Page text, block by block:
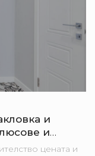
и
и
цената и